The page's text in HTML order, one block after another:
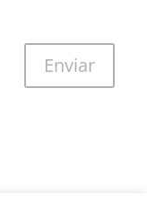
Enviar